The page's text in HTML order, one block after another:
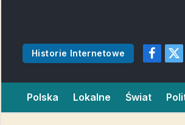
Historie Internetowe
X
Polska Lokalne Świat